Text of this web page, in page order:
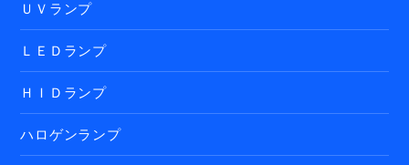
ＵＶランプ
ＬＥＤランプ
ＨＩＤランプ
ハロゲンランプ